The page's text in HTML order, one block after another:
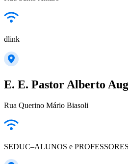
dlink
E. E. Pastor Alberto
Rua Querino Mário Biasoli
SEDUC–ALUNOS e PROFESSORES